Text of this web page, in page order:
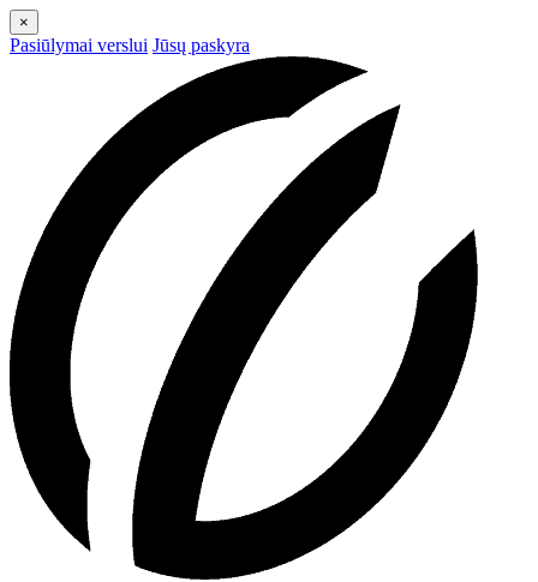
×
Pasiūlymai verslui Jūsų paskyra